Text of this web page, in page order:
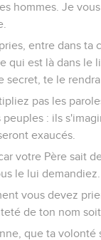
hommes. Je
entre dans ta
qui est là dans le
secret, te le
pas les
peuples : ils
exaucés.
votre Père sait
le lui demandiez.
vous devez
de ton nom
que ta volonté